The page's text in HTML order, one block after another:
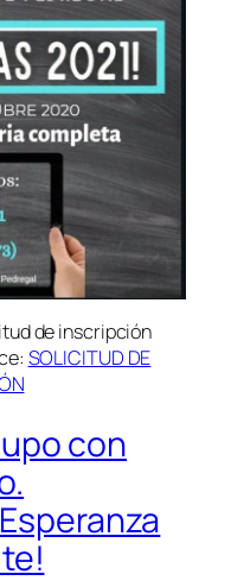
de inscripción
SOLICITUD DE
con